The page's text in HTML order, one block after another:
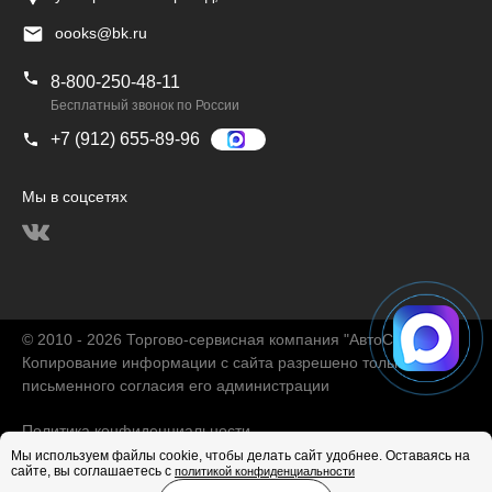
oooks@bk.ru
8-800-250-48-11
Бесплатный звонок по России
+7 (912) 655-89-96
Мы в соцсетях
© 2010 - 2026 Торгово-сервисная компания "АвтоChina"
Копирование информации с сайта разрешено только с
письменного согласия его администрации
Политика конфиденциальности
Мы используем файлы cookie, чтобы делать сайт удобнее. Оставаясь на
сайте, вы соглашаетесь с политикой конфиденциальности